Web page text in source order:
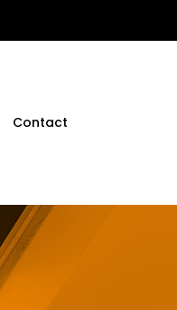
Contact